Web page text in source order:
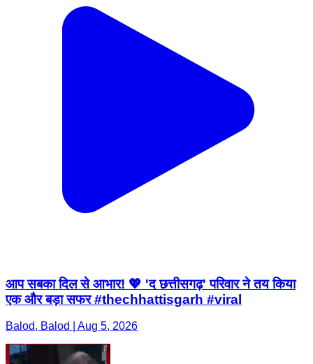
आप सबका दिल से आभार! 💖 'द छत्तीसगढ़' परिवार ने तय किया
एक और बड़ा सफर #thechhattisgarh #viral
Balod, Balod | Aug 5, 2026